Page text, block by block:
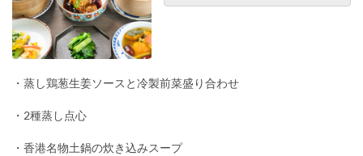
・蒸し鶏葱生姜ソースと冷製前菜盛り合わせ
・2種蒸し点心
・香港名物土鍋の炊き込みスープ